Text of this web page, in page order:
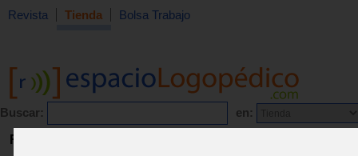
Revista Tienda Bolsa Trabajo
Buscar: en:
Revista